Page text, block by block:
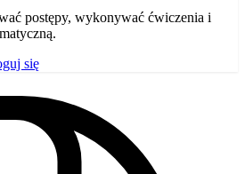
postępy, wykonywać ćwiczenia i
się